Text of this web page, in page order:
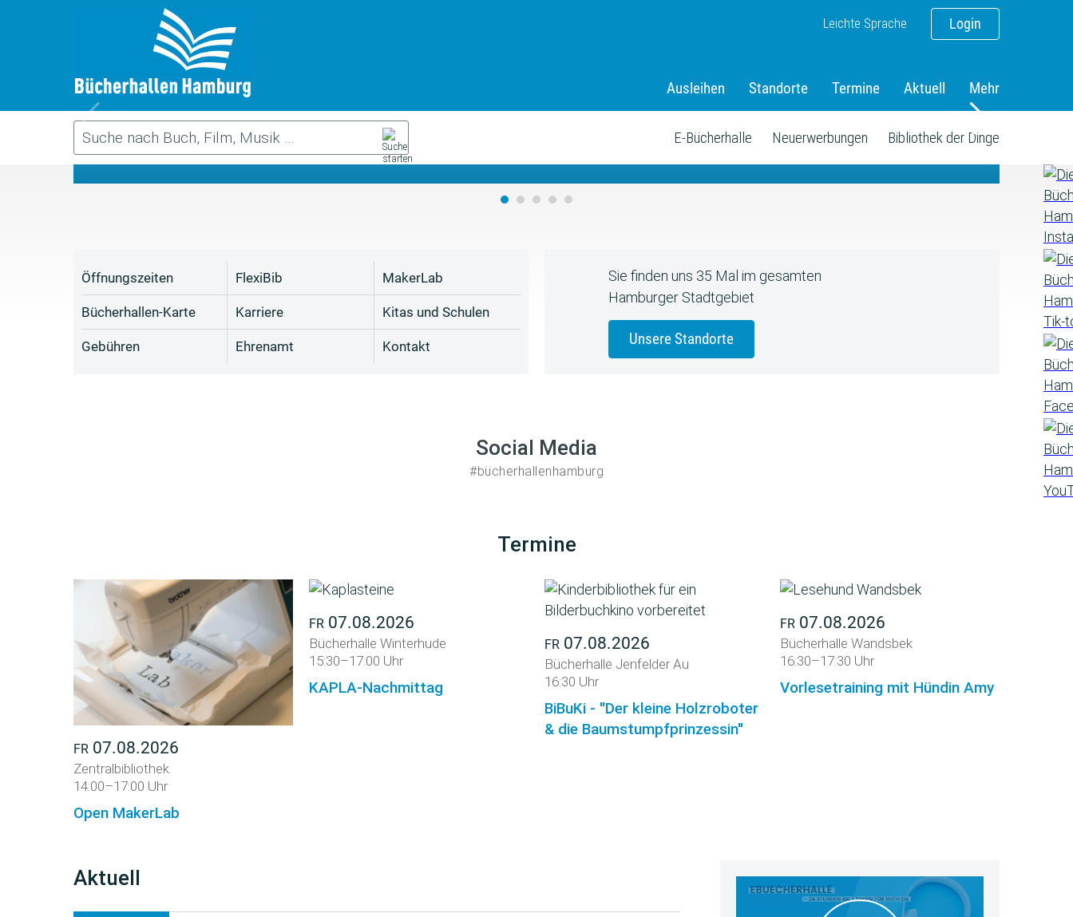
Login
Leichte Sprache
Ausleihen Standorte Termine Aktuell Mehr
E-Bücherhalle Neuerwerbungen Bibliothek der Dinge
Das neue Sommerferienprogramm
Öffnungszeiten
Bücherhallen-Karte
Gebühren
FlexiBib
Karriere
Ehrenamt
MakerLab
Kitas und Schulen
Kontakt
Sie finden uns 35 Mal im gesamten
Hamburger Stadtgebiet
Unsere Standorte
Social Media
#bücherhallenhamburg
Termine
FR 07.08.2026
Zentralbibliothek
14:00–17:00 Uhr
Open MakerLab
FR 07.08.2026
Bücherhalle Winterhude
15:30–17:00 Uhr
KAPLA-Nachmittag
FR 07.08.2026
Bücherhalle Jenfelder Au
16:30 Uhr
BiBuKi - "Der kleine Holzroboter
& die Baumstumpfprinzessin"
FR 07.08.2026
Bücherhalle Wandsbek
16:30–17:30 Uhr
Vorlesetraining mit Hündin Amy
Aktuell